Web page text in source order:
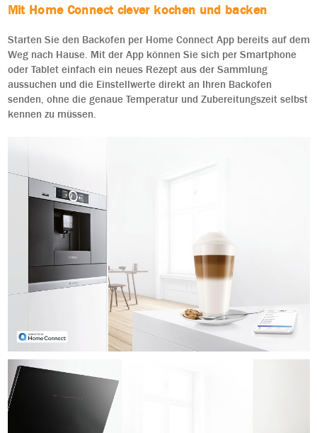
Mit Home Connect clever kochen und backen
Starten Sie den Backofen per Home Connect App bereits auf dem
Weg nach Hause. Mit der App können Sie sich per Smartphone
oder Tablet einfach ein neues Rezept aus der Sammlung
aussuchen und die Einstellwerte direkt an Ihren Backofen
senden, ohne die genaue Temperatur und Zubereitungszeit selbst
kennen zu müssen.